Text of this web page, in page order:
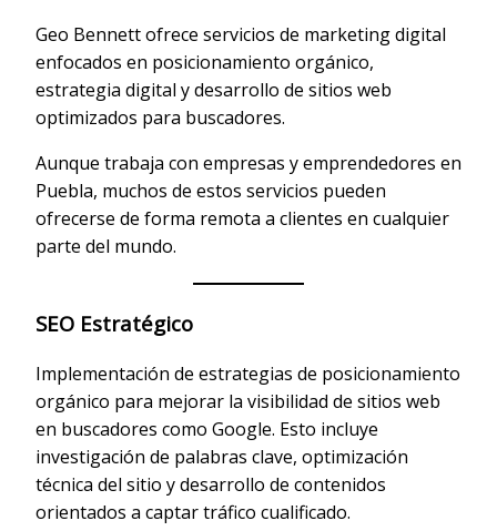
Geo Bennett ofrece servicios de marketing digital
enfocados en posicionamiento orgánico,
estrategia digital y desarrollo de sitios web
optimizados para buscadores.
Aunque trabaja con empresas y emprendedores en
Puebla, muchos de estos servicios pueden
ofrecerse de forma remota a clientes en cualquier
parte del mundo.
SEO Estratégico
Implementación de estrategias de posicionamiento
orgánico para mejorar la visibilidad de sitios web
en buscadores como Google. Esto incluye
investigación de palabras clave, optimización
técnica del sitio y desarrollo de contenidos
orientados a captar tráfico cualificado.